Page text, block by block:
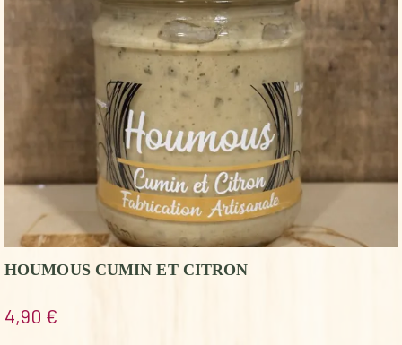
HOUMOUS CUMIN ET CITRON
4,90 €